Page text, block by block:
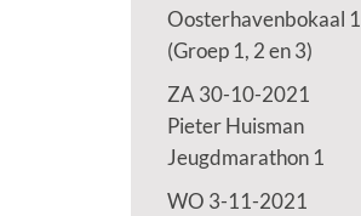
Oosterhavenbokaal 1
(Groep 1, 2 en 3)
ZA 30-10-2021
Pieter Huisman
Jeugdmarathon 1
WO 3-11-2021